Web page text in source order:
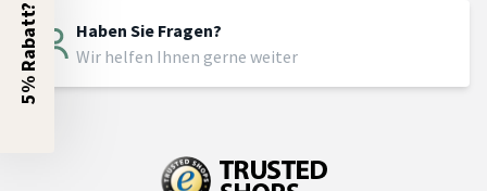
Haben Sie Fragen?
Wir helfen Ihnen gerne weiter
5% Rabatt?